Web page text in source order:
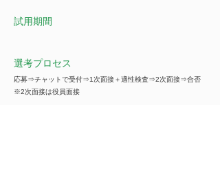
試用期間
選考プロセス
応募⇒チャットで受付⇒1次面接＋適性検査⇒2次面接⇒合否
※2次面接は役員面接